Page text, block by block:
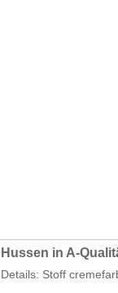
Hussen in A-
Details: Stoff